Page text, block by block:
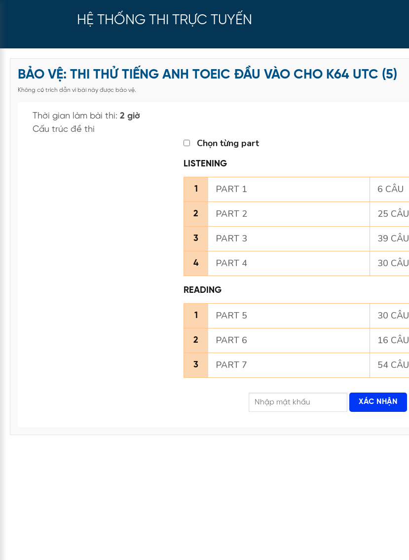
HỆ THỐNG THI TRỰC TUYẾN
BẢO VỆ: THI THỬ TIẾNG ANH TOEIC ĐẦU VÀO CHO K64 UTC (5)
Không có trích dẫn vì bài này được bảo vệ.
Thời gian làm bài thi: 2 giờ
Cấu trúc đề thi
Chọn từng part
LISTENING
1 PART 1 6 CÂU
2 PART 2 25 CÂU
3 PART 3 39 CÂU
4 PART 4 30 CÂU
READING
1 PART 5 30 CÂU
2 PART 6 16 CÂU
3 PART 7 54 CÂU
XÁC NHẬN